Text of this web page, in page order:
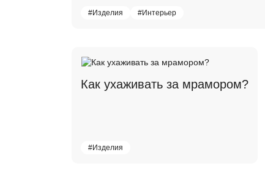
#Изделия #Интерьер
Как ухаживать за мрамором?
#Изделия